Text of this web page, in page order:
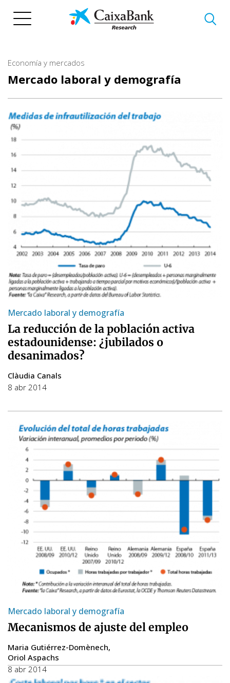
Economía y mercados
Mercado laboral y demografía
Mercado laboral y demografía
La reducción de la población activa
estadounidense: ¿jubilados o
desanimados?
Clàudia Canals
8 abr 2014
Mercado laboral y demografía
Mecanismos de ajuste del empleo
Maria Gutiérrez-Domènech
Oriol Aspachs
8 abr 2014